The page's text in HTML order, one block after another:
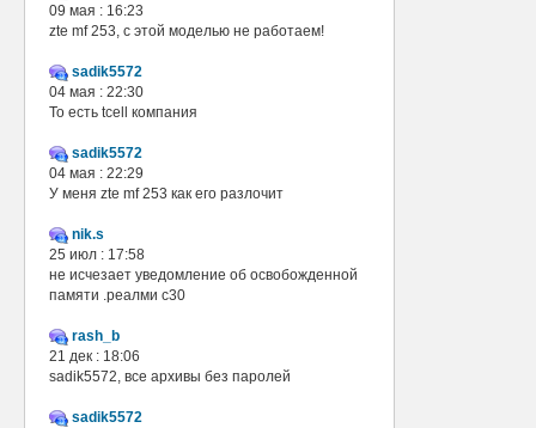
09 мая : 16:23
zte mf 253, с этой моделью не работаем!
sadik5572
04 мая : 22:30
То есть tcell компания
sadik5572
04 мая : 22:29
У меня zte mf 253 как его разлочит
nik.s
25 июл : 17:58
не исчезает уведомление об освобожденной
памяти .реалми с30
rash_b
21 дек : 18:06
sadik5572, все архивы без паролей
sadik5572